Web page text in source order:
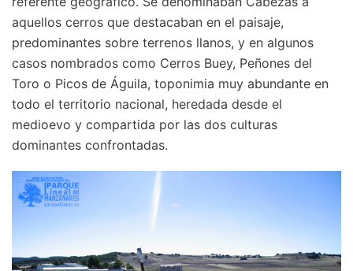
aquellos cerros que destacaban en el paisaje,
predominantes sobre terrenos llanos, y en algunos
casos nombrados como Cerros Buey, Peñones del
Toro o Picos de Águila, toponimia muy abundante en
todo el territorio nacional, heredada desde el
medioevo y compartida por las dos culturas
dominantes confrontadas.